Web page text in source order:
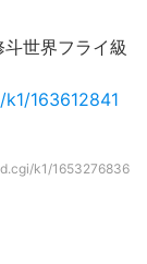
斗世界フライ級
163612841
k1/1653276836